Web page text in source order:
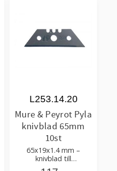
Mure & Peyrot Pyla
knivblad 65mm
10st
65x19x1.4 mm –
knivblad till
säkerhetskniv Mure &
L253.14.20